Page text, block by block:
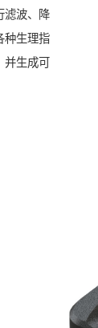
滤波、降
种生理指
生成可